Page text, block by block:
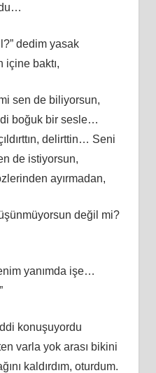
dedim yasak
baktı,
sen de biliyorsun,
boğuk bir sesle…
delirttin… Seni
de istiyorsun,
ayırmadan,
değil mi?
yanımda işe…
konuşuyordu
varla yok arası bikini
kaldırdım, oturdum.